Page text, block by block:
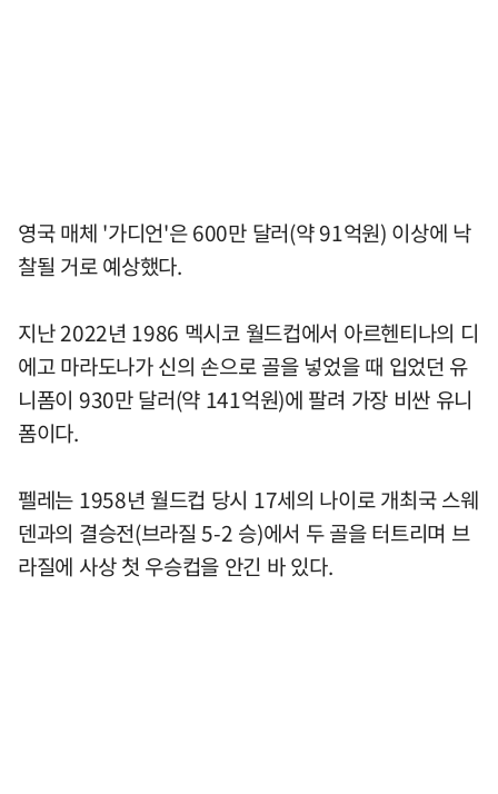
영국 매체 '가디언'은 600만 달러(약 91억원) 이상에 낙
찰될 거로 예상했다.
지난 2022년 1986 멕시코 월드컵에서 아르헨티나의 디
에고 마라도나가 신의 손으로 골을 넣었을 때 입었던 유
니폼이 930만 달러(약 141억원)에 팔려 가장 비싼 유니
폼이다.
펠레는 1958년 월드컵 당시 17세의 나이로 개최국 스웨
덴과의 결승전(브라질 5-2 승)에서 두 골을 터트리며 브
라질에 사상 첫 우승컵을 안긴 바 있다.